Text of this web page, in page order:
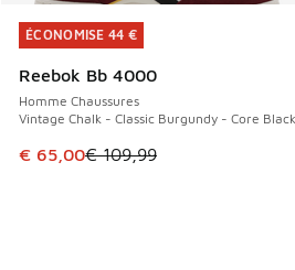
ÉCONOMISE 44 €
Reebok Bb 4000
Homme Chaussures
Vintage Chalk - Classic Burgundy - Core Black
Cet article est en promotion.
€ 65,00€ 109,99
ÉCONOMISE 44 €